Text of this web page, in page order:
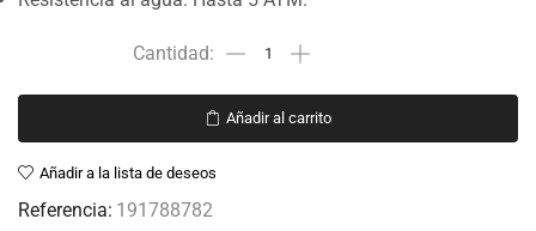
Añadir al carrito
Añadir a la lista de deseos
Referencia: 191788782